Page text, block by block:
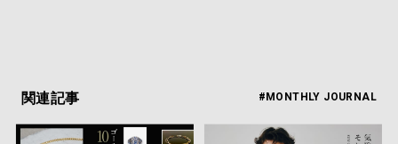
関連記事 #MONTHLY JOURNAL